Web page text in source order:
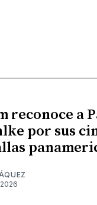
reconoce a
por sus